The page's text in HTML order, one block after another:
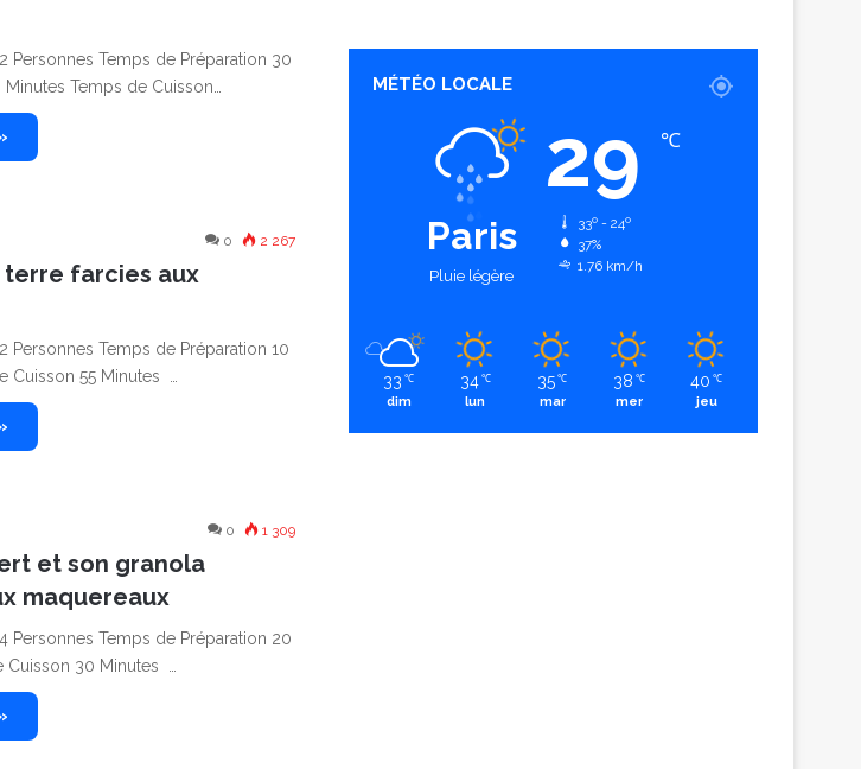
Personnes Temps de Préparation 30
Temps de Cuisson…
0 2 267
terre farcies aux
Personnes Temps de Préparation 10
Cuisson 55 Minutes …
0 1 309
et son granola
maquereaux
Personnes Temps de Préparation 20
Cuisson 30 Minutes …
MÉTÉO LOCALE
Paris
Pluie légère
29 ℃
33º - 24º
37%
1.76 km/h
33 ℃
dim
34 ℃
lun
35 ℃
mar
38 ℃
mer
40 ℃
jeu